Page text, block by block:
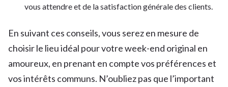
vous attendre et de la satisfaction générale des clients.
En suivant ces conseils, vous serez en mesure de
choisir le lieu idéal pour votre week-end original en
amoureux, en prenant en compte vos préférences et
vos intérêts communs. N’oubliez pas que l’important